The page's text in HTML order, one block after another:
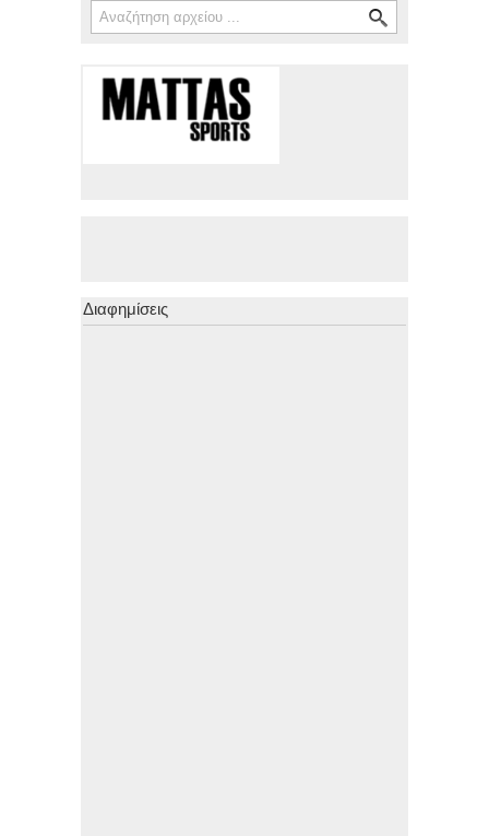
Φόρμα αναζήτησης
Διαφημίσεις